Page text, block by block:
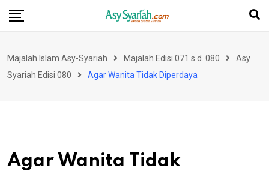
Skip
Majalah Islam Asy-Syariah Majalah Edisi 071 s.d. 080
Asy
Syariah Edisi 080
Agar Wanita Tidak Diperdaya
Agar Wanita Tidak